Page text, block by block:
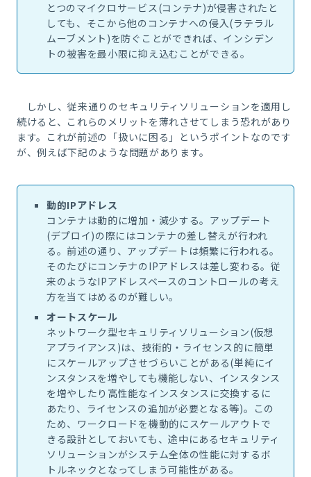
とつのマイクロサービス(コンテナ)が侵害されたと
しても、そこから他のコンテナへの侵入(ラテラル
ムーブメント)を防ぐことができれば、インシデン
トの被害を最小限に抑え込むことができる。
しかし、従来通りのセキュリティソリューションを適用し
続けると、これらのメリットを薄れさせてしまう恐れがあり
ます。これが前述の「扱いに困る」というポイントなのです
が、例えば下記のような問題があります。
動的IPアドレス
コンテナは動的に増加・減少する。アップデート
(デプロイ)の際にはコンテナの差し替えが行われ
る。前述の通り、アップデートは頻繁に行われる。
そのたびにコンテナのIPアドレスは差し変わる。従
来のようなIPアドレスベースのコントロールの考え
方を当てはめるのが難しい。
オートスケール
ネットワーク型セキュリティソリューション(仮想
アプライアンス)は、技術的・ライセンス的に簡単
にスケールアップさせづらいことがある(単純にイ
ンスタンスを増やしても機能しない、インスタンス
を増やしたり高性能なインスタンスに交換するに
あたり、ライセンスの追加が必要となる等)。この
ため、ワークロードを機動的にスケールアウトで
きる設計としておいても、途中にあるセキュリティ
ソリューションがシステム全体の性能に対するボ
トルネックとなってしまう可能性がある。